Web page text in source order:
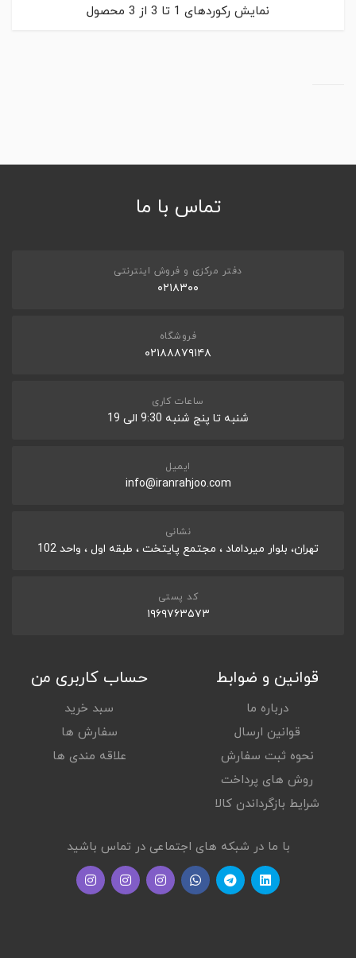
نمایش رکوردهای 1 تا 3 از 3 محصول
تماس با ما
دفتر مرکزی و فروش اینترنتی
۰۲۱۸۳۰۰
فروشگاه
۰۲۱۸۸۸۷۹۱۴۸
ساعات کاری
شنبه تا پنج شنبه 9:30 الی 19
ایمیل
info@iranrahjoo.com
نشانی
تهران، بلوار میرداماد ، مجتمع پایتخت ، طبقه اول ، واحد 102
کد پستی
۱۹۶۹۷۶۳۵۷۳
قوانین و ضوابط
درباره ما
قوانین ارسال
نحوه ثبت سفارش
روش های پرداخت
شرایط بازگرداندن کالا
حساب کاربری من
سبد خرید
سفارش ها
علاقه مندی ها
با ما در شبکه های اجتماعی در تماس باشید